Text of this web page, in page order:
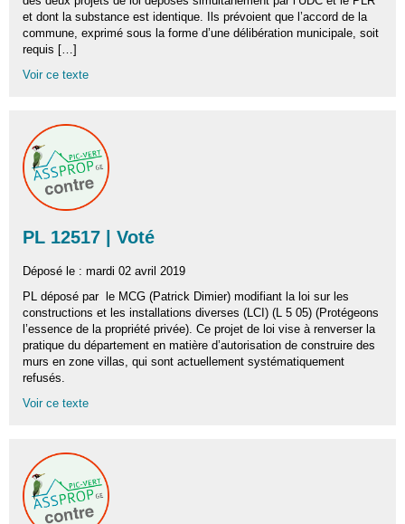
et dont la substance est identique. Ils prévoient que l’accord de la
commune, exprimé sous la forme d’une délibération municipale, soit
requis […]
Voir ce texte
PL 12517 | Voté
Déposé le : mardi 02 avril 2019
PL déposé par le MCG (Patrick Dimier) modifiant la loi sur les
constructions et les installations diverses (LCI) (L 5 05) (Protégeons
l’essence de la propriété privée). Ce projet de loi vise à renverser la
pratique du département en matière d’autorisation de construire des
murs en zone villas, qui sont actuellement systématiquement
refusés.
Voir ce texte